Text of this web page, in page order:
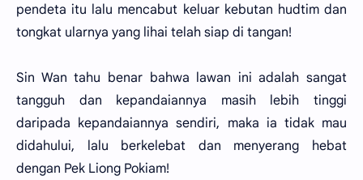
pendeta itu lalu mencabut keluar kebutan hudtim dan
tongkat ularnya yang lihai telah siap di tangan!
Sin Wan tahu benar bahwa lawan ini adalah sangat
tangguh dan kepandaiannya masih lebih tinggi
daripada kepandaiannya sendiri, maka ia tidak mau
didahului, lalu berkelebat dan menyerang hebat
dengan Pek Liong Pokiam!